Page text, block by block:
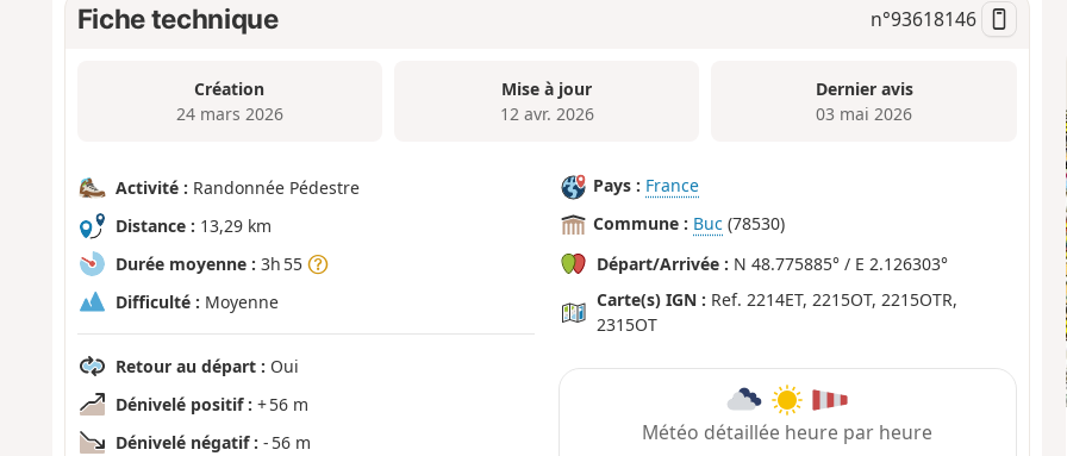
Fiche technique n°93618146
Création
24 mars 2026
Mise à jour
12 avr. 2026
Dernier avis
03 mai 2026
Activité : Randonnée Pédestre
Distance : 13,29 km
Durée moyenne : 3h 55
Difficulté : Moyenne
Retour au départ : Oui
Dénivelé positif : + 56 m
Dénivelé négatif : - 56 m
Pays : France
Commune : Buc (78530)
Départ/Arrivée : N 48.775885° / E 2.126303°
Carte(s) IGN : Ref. 2214ET, 2215OT, 2215OTR,
2315OT
Météo détaillée heure par heure